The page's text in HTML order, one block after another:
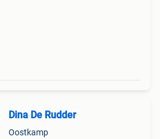
Dina De Rudder
Oostkamp